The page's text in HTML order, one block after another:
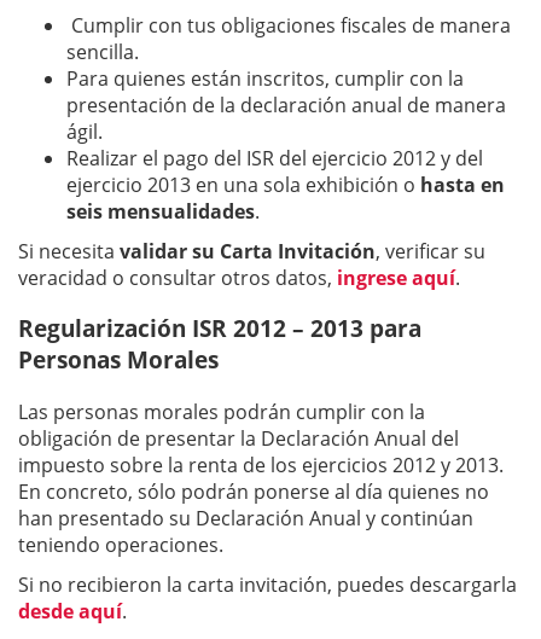
Cumplir con tus obligaciones fiscales de manera
sencilla.
Para quienes están inscritos, cumplir con la
presentación de la declaración anual de manera
ágil.
Realizar el pago del ISR del ejercicio 2012 y del
ejercicio 2013 en una sola exhibición o hasta en
seis mensualidades.
Si necesita validar su Carta Invitación, verificar su
veracidad o consultar otros datos, ingrese aquí.
Regularización ISR 2012 – 2013 para
Personas Morales
Las personas morales podrán cumplir con la
obligación de presentar la Declaración Anual del
impuesto sobre la renta de los ejercicios 2012 y 2013.
En concreto, sólo podrán ponerse al día quienes no
han presentado su Declaración Anual y continúan
teniendo operaciones.
Si no recibieron la carta invitación, puedes descargarla
desde aquí.